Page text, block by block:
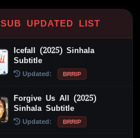
SUB UPDATED LIST
Icefall (2025) Sinhala
Subtitle
Updated: BRRIP
Forgive Us All (2025)
Sinhala Subtitle
Updated: BRRIP